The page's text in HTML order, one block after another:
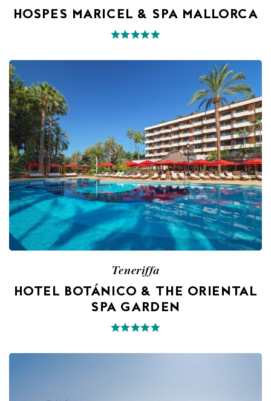
HOSPES MARICEL & SPA MALLORCA
Teneriffa
HOTEL BOTÁNICO & THE ORIENTAL
SPA GARDEN